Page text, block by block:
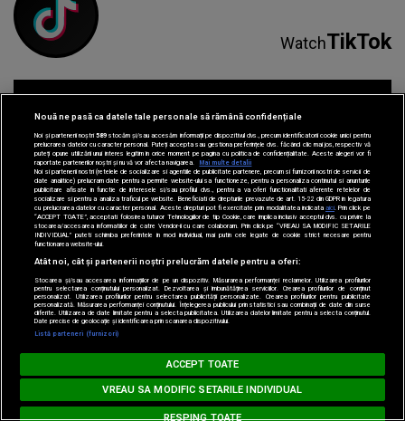
WatchTikTok
Listen Spotify
Parteneri:
Loading...MUSIC NON STOP
RIHANNA - Diamonds
Nouă ne pasă ca datele tale personale să rămână confidențiale
Noi și partenerii noștri589stocăm și/sau accesăm informații pe dispozitivul dvs., precum identificatorii cookie unici pentru
prelucrarea datelor cu caracter personal. Puteți accepta sau gestiona preferințele dvs. făcând clic mai jos, respectiv vă
puteți opune utilizării unui interes legitim în orice moment pe pagina cu politica de confidențialitate. Aceste alegeri vor fi
raportate partenerilor noștri și nu vă vor afecta navigarea.
Mai multe detalii
Noi si partenerii nostri (retelele de socializare si agentiile de publicitate partenere, precum si furnizorii nostri de servicii de
date analitice) prelucram date pentru a permite website-ului sa functioneze, pentru a personaliza continutul si anunturile
publicitare afisate in functie de interesele si/sau profilul dvs., pentru a va oferi functionalitati aferente retelelor de
socializare si pentru a analiza traficul pe website. Beneficiati de drepturile prevazute de art. 15-22 din GDPR in legatura
cu prelucrarea datelor cu caracter personal. Aceste drepturi pot fi exercitate prin modalitatea indicataaici . Prin click pe
“ACCEPT TOATE”, acceptati folosirea tuturor Tehnologiilor de tip Cookie, care implica inclusiv acceptul dvs. cu privire la
stocarea/accesarea informatiilor de catre Vendor-ii cu care colaboram. Prin click pe “VREAU SA MODIFIC SETARILE
INDIVIDUAL” puteti schimba preferintele in mod individual, mai putin cele legate de cookie strict necesare pentru
functionarea website-ului.
Atât noi, cât și partenerii noștri prelucrăm datele pentru a oferi:
Stocarea și/sau accesarea informațiilor de pe un dispozitiv. Măsurarea performanței reclamelor. Utilizarea profilurilor
pentru selectarea conținutului personalizat. Dezvoltarea și îmbunătățirea serviciilor. Crearea profilurilor de conținut
personalizat. Utilizarea profilurilor pentru selectarea publicității personalizate. Crearea profilurilor pentru publicitate
personalizată. Măsurarea performanței conținutului. Înțelegerea publicului prin statistici sau combinații de date din surse
diferite. Utilizarea de date limitate pentru a selecta publicitatea. Utilizarea datelor limitate pentru a selecta conținutul.
Date precise de geolocație și identificarea prin scanarea dispozitivului.
Listă parteneri (furnizori)
ACCEPT TOATE
RESPING TOATE
VREAU SA MODIFIC SETARILE INDIVIDUAL